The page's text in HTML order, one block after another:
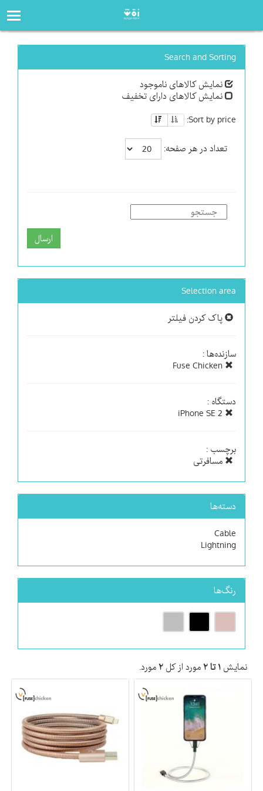
Search and Sorting
نمایش کالاهای ناموجود
نمایش کالاهای دارای تخفیف
Sort by price:
تعداد در هر صفحه:
ارسال
Selection area
پاک کردن فیلتر
سازنده‌ها :
دستگاه :
برچسب :
مسافرتی
دسته‌ها
Cable
Lightning
رنگ‌ها
نمایش ۱ تا ۲ مورد از کل ۲ مورد.